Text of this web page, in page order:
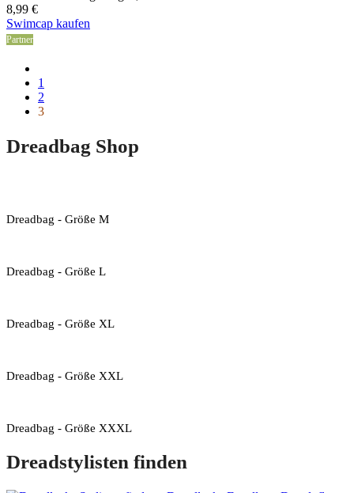
8,99 €
Swimcap kaufen
Partner
1
2
3
Dreadbag Shop
Dreadbag - Größe M
Dreadbag - Größe L
Dreadbag - Größe XL
Dreadbag - Größe XXL
Dreadbag - Größe XXXL
Dreadstylisten finden